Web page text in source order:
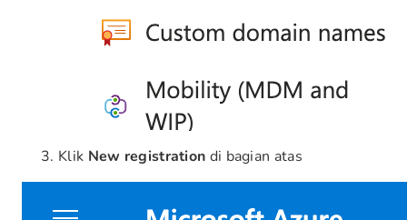
Klik New registration di bagian atas